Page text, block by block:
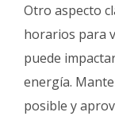
Otro aspecto
horarios para
puede
energía.
posible y